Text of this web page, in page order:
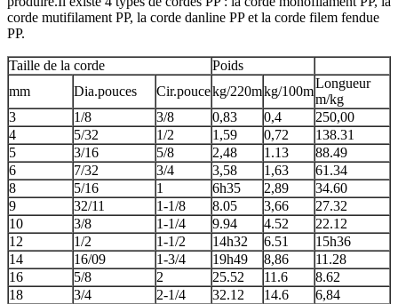
corde mutifilament PP, la corde danline PP et la corde filem fendue
PP.
Taille de la corde
Poids
mm
Dia.pouces Cir.poucekg/220mkg/100m
Longueur
m/kg
3
1/8 3/8 0,83 0,4
250,00
4
5/32 1/2 1,59 0,72
138.31
5
3/16 5/8 2,48 1.13
88.49
6
7/32 3/4 3,58 1,63
61.34
8
5/16 1 6h35 2,89
34.60
9
32/11 1-1/8 8.05 3,66
27.32
10
3/8 1-1/4 9.94 4.52
22.12
12
1/2 1-1/2 14h32 6.51
15h36
14
16/09 1-3/4 19h49 8,86
11.28
16
5/8 2 25.52 11.6
8.62
18
3/4 2-1/4 32.12 14.6
6,84